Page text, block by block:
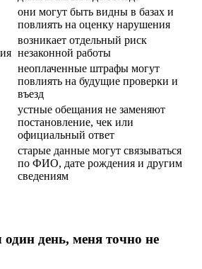
они могут быть видны в базах и
повлиять на оценку нарушения
возникает отдельный риск
незаконной работы
неоплаченные штрафы могут
повлиять на будущие проверки и
въезд
устные обещания не заменяют
постановление, чек или
официальный ответ
старые данные могут связываться
по ФИО, дате рождения и другим
сведениям
день, меня точно не